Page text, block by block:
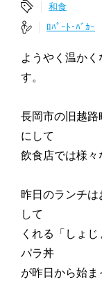
和食
ﾛﾊﾟｰﾄ･ﾊﾞｶｰ
ようやく温か
す。
長岡市の旧越
にして
飲食店では様々
昨日のランチ
して
くれる「しょ
パラ丼
が昨日から始ま